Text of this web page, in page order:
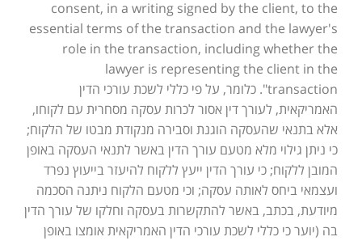
consent, in a writing signed by the client, to the
essential terms of the transaction and the lawyer's
role in the transaction, including whether the
lawyer is representing the client in the
transaction". כלומר, על פי כללי לשכת עורכי הדין
האמריקאית, לעורך דין אסור לכרות עסקה מסחרית עם לקוחו,
אלא בתנאי שהעסקה הוגנת וסבירה מנקודת מבטו של הלקוח;
כי ניתן גילוי מלא מטעם עורך הדין באשר לתנאי העסקה באופן
המובן ללקוח; כי עורך הדין ייעץ ללקוח להיעזר בייעוץ נפרד
ועצמאי ביחס לאותה עסקה; וכי מטעם הלקוח ניתנה הסכמה
מיודעת, בכתב, באשר להתקשרות בעסקה וחלקו של עורך הדין
בה (יוער כי כללי לשכת עורכי הדין האמריקאית אומצו באופן